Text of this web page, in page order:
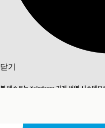
닫기
본 텍스트는 Salesforce 기계 번역 시스템